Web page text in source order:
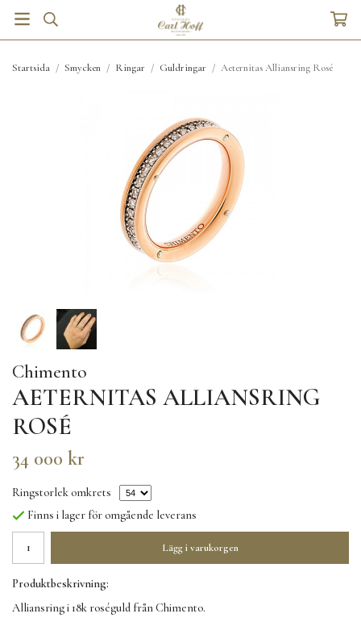
Startsida / Smycken / Ringar / Guldringar / Aeternitas Alliansring Rosé
Chimento
AETERNITAS ALLIANSRING
ROSÉ
34 000 kr
Ringstorlek omkrets
Finns i lager för omgående leverans
Lägg i varukorgen
Produktbeskrivning:
Alliansring i 18k roséguld från Chimento.